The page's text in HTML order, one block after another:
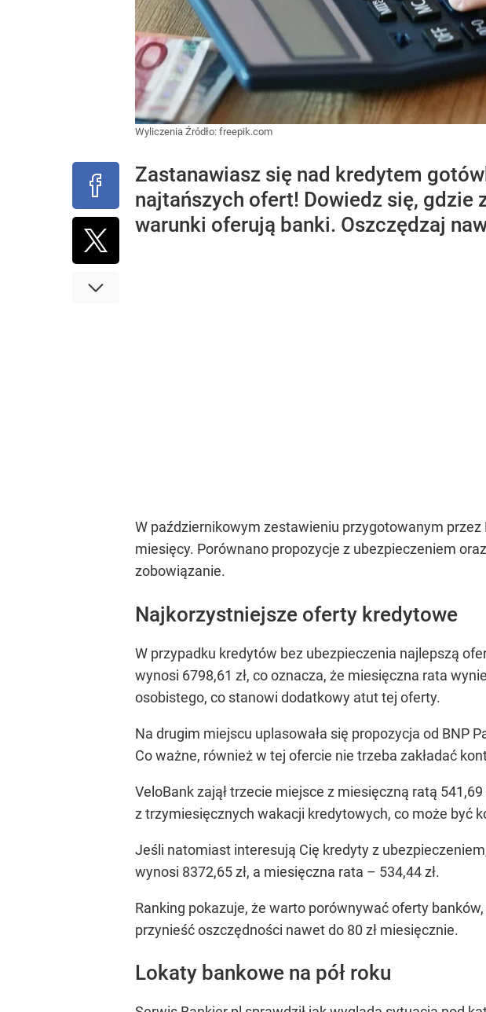
Wyliczenia Źródło: freepik.com
Zastanawiasz się nad kredytem
najtańszych ofert! Dowiedz się, gdzie
warunki oferują banki. Oszczędzaj
W październikowym zestawieniu przygotowanym
miesięcy. Porównano propozycje z ubezpieczeniem
zobowiązanie.
Najkorzystniejsze oferty kredytowe
W przypadku kredytów bez ubezpieczenia najlepszą
wynosi 6798,61 zł, co oznacza, że miesięczna rata
osobistego, co stanowi dodatkowy atut tej oferty.
Na drugim miejscu uplasowała się propozycja od BNP
Co ważne, również w tej ofercie nie trzeba zakładać
VeloBank zajął trzecie miejsce z miesięczną ratą
z trzymiesięcznych wakacji kredytowych, co może być
Jeśli natomiast interesują Cię kredyty z
wynosi 8372,65 zł, a miesięczna rata – 534,44 zł.
Ranking pokazuje, że warto porównywać oferty
przynieść oszczędności nawet do 80 zł miesięcznie.
Lokaty bankowe na pół roku